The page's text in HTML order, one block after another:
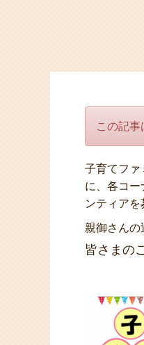
この記事
子育てファ
に、各コー
ンティアを
親御さんの
皆さまの